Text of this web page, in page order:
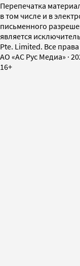
Перепечатка
в том числе и в
письменного
является
Pte. Limited. Все
AO «АС Рус Медиа» ·
16+